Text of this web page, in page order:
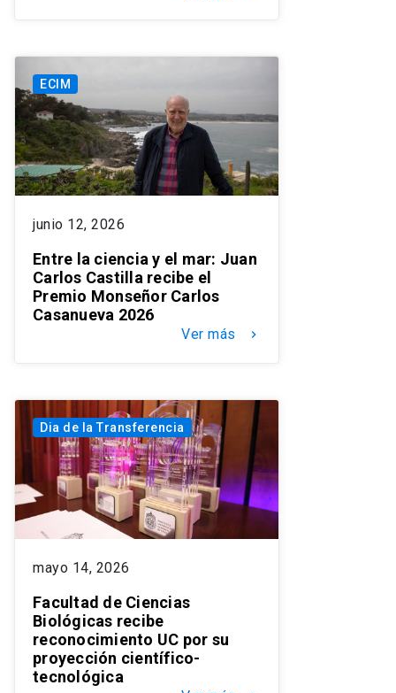
ECIM
junio 12, 2026
Entre la ciencia y el mar: Juan
Carlos Castilla recibe el
Premio Monseñor Carlos
Casanueva 2026
Ver más keyboard_arrow_right
Dia de la Transferencia
mayo 14, 2026
Facultad de Ciencias
Biológicas recibe
reconocimiento UC por su
proyección científico-
tecnológica